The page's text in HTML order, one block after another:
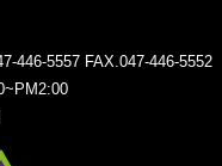
446-5557 FAX.047-446-5552